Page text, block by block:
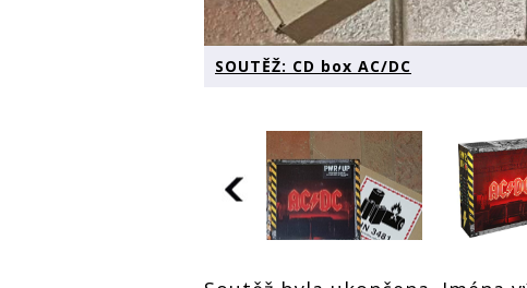
SOUTĚŽ: CD box AC/DC